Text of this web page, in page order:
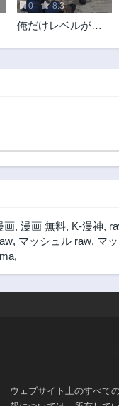
0 8.3
俺だけレベルが上
画, 漫画 無料, K-漫神,
, マッシュル raw, マ
,
ウェブサイト上のすべて